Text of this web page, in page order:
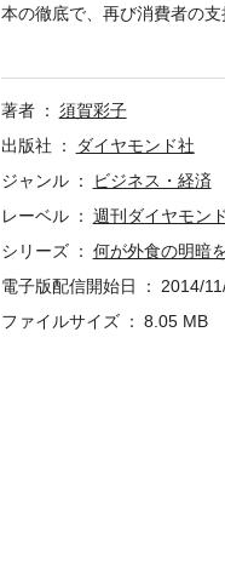
本の徹底で、再び消費者の
れたのか。『週刊ダイヤモ
著者
須賀彩子
出版社
ダイヤモンド社
ジャンル
ビジネス・経済
レーベル
週刊ダイヤモン
シリーズ
何が外食の明暗
電子版配信開始日
2014/
ファイルサイズ
8.05 MB